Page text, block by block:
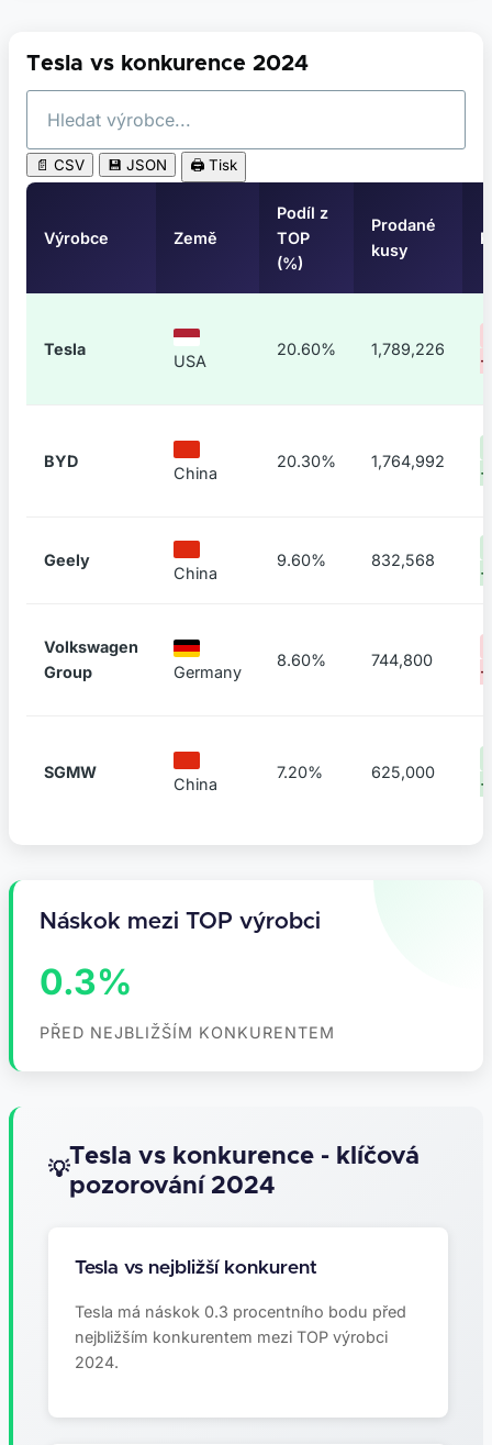
Tesla vs konkurence 2024
📄 CSV 💾 JSON 🖨️ Tisk
Výrobce Země
Podíl z
TOP
(%)
Prodané
kusy
Tesla
USA
20.60% 1,789,226
-
BYD
China
20.30% 1,764,992
Geely
China
9.60% 832,568
Volkswagen
Group
Germany
8.60% 744,800
-
SGMW
China
7.20% 625,000
Náskok mezi TOP výrobci
0.3%
PŘED NEJBLIŽŠÍM KONKURENTEM
Tesla vs konkurence - klíčová
pozorování 2024
Tesla vs nejbližší konkurent
Tesla má náskok 0.3 procentního bodu před
nejbližším konkurentem mezi TOP výrobci
2024.